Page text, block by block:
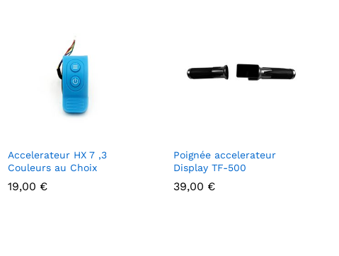
Accelerateur HX 7 ,3
Couleurs au Choix
19,00 €
Poignée accelerateur
Display TF-500
39,00 €